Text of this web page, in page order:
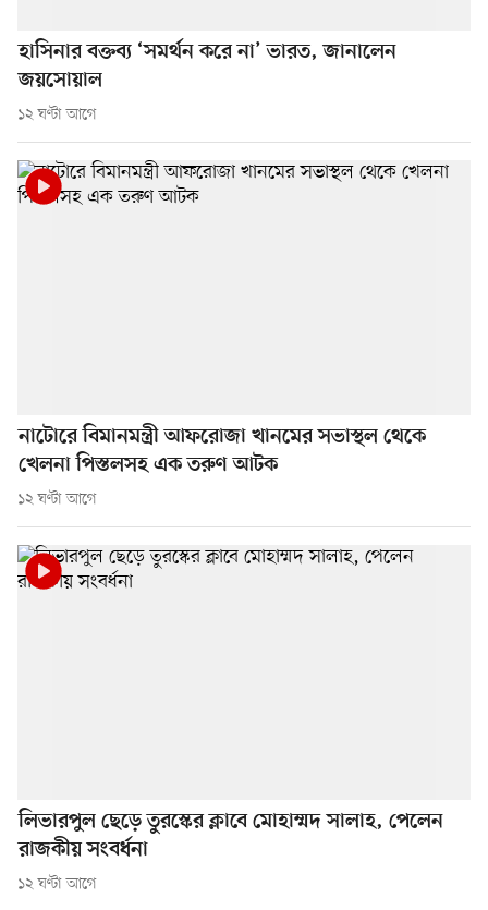
হাসিনার বক্তব্য ‘সমর্থন করে না’ ভারত, জানালেন
জয়সোয়াল
১২ ঘণ্টা আগে
নাটোরে বিমানমন্ত্রী আফরোজা খানমের সভাস্থল থেকে
খেলনা পিস্তলসহ এক তরুণ আটক
১২ ঘণ্টা আগে
লিভারপুল ছেড়ে তুরস্কের ক্লাবে মোহাম্মদ সালাহ, পেলেন
রাজকীয় সংবর্ধনা
১২ ঘণ্টা আগে